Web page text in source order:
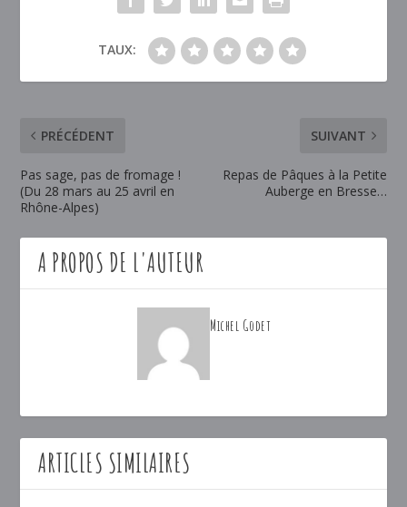
TAUX:
PRÉCÉDENT
Pas sage, pas de fromage !
(Du 28 mars au 25 avril en
Rhône-Alpes)
SUIVANT
Repas de Pâques à la Petite
Auberge en Bresse…
A PROPOS DE L'AUTEUR
Michel Godet
ARTICLES SIMILAIRES